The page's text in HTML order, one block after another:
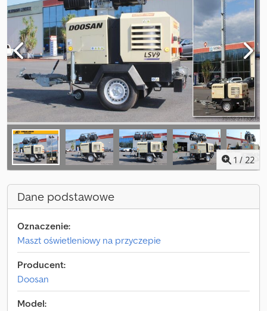
1 / 22
Dane podstawowe
Oznaczenie:
Maszt oświetleniowy na przyczepie
Producent:
Doosan
Model: